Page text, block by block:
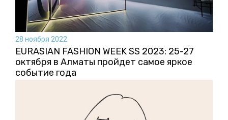
28 ноября 2022
EURASIAN FASHION WEEK SS 2023: 25-27
октября в Алматы пройдет самое яркое
событие года